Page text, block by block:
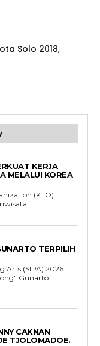
Solo 2018,
KERJA
MELALUI KOREA
(KTO)
TERPILIH
Arts (SIPA) 2026
Gunarto
CAKNAN
TJOLOMADOE.